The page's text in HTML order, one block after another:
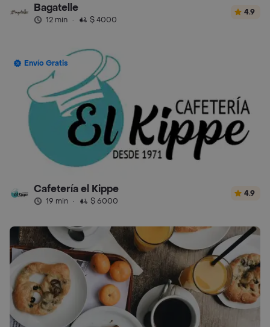
Bagatelle
12 min · $ 4000
4.9
Envío Gratis
Cafetería el Kippe
19 min · $ 6000
4.9